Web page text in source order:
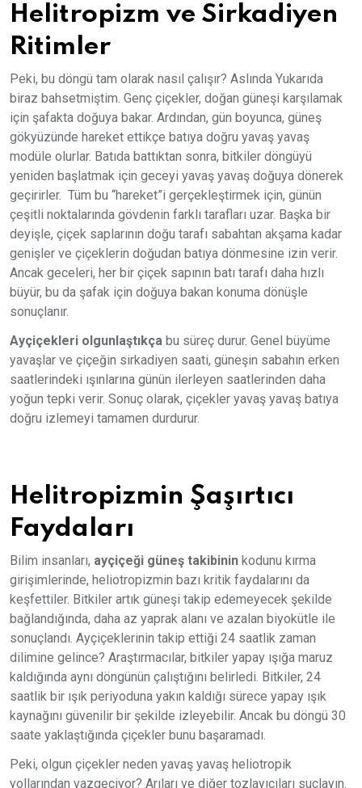
Helitropizm ve Sirkadiyen
Ritimler
Peki, bu döngü tam olarak nasıl çalışır? Aslında Yukarıda
biraz bahsetmiştim. Genç çiçekler, doğan güneşi karşılamak
için şafakta doğuya bakar. Ardından, gün boyunca, güneş
gökyüzünde hareket ettikçe batıya doğru yavaş yavaş
modüle olurlar. Batıda battıktan sonra, bitkiler döngüyü
yeniden başlatmak için geceyi yavaş yavaş doğuya dönerek
geçirirler. Tüm bu “hareket”i gerçekleştirmek için, günün
çeşitli noktalarında gövdenin farklı tarafları uzar. Başka bir
deyişle, çiçek saplarının doğu tarafı sabahtan akşama kadar
genişler ve çiçeklerin doğudan batıya dönmesine izin verir.
Ancak geceleri, her bir çiçek sapının batı tarafı daha hızlı
büyür, bu da şafak için doğuya bakan konuma dönüşle
sonuçlanır.
Ayçiçekleri olgunlaştıkça bu süreç durur. Genel büyüme
yavaşlar ve çiçeğin sirkadiyen saati, güneşin sabahın erken
saatlerindeki ışınlarına günün ilerleyen saatlerinden daha
yoğun tepki verir. Sonuç olarak, çiçekler yavaş yavaş batıya
doğru izlemeyi tamamen durdurur.
Helitropizmin Şaşırtıcı
Faydaları
Bilim insanları, ayçiçeği güneş takibinin kodunu kırma
girişimlerinde, heliotropizmin bazı kritik faydalarını da
keşfettiler. Bitkiler artık güneşi takip edemeyecek şekilde
bağlandığında, daha az yaprak alanı ve azalan biyokütle ile
sonuçlandı. Ayçiçeklerinin takip ettiği 24 saatlik zaman
dilimine gelince? Araştırmacılar, bitkiler yapay ışığa maruz
kaldığında aynı döngünün çalıştığını belirledi. Bitkiler, 24
saatlik bir ışık periyoduna yakın kaldığı sürece yapay ışık
kaynağını güvenilir bir şekilde izleyebilir. Ancak bu döngü 30
saate yaklaştığında çiçekler bunu başaramadı.
Peki, olgun çiçekler neden yavaş yavaş heliotropik
yollarından vazgeçiyor? Arıları ve diğer tozlayıcıları suçlayın.